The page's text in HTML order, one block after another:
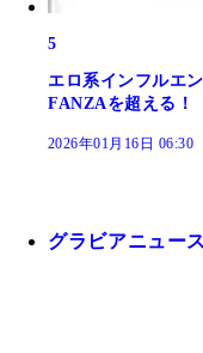
5
エロ系インフルエ
FANZAを超える！
2026年01月16日 06:30
グラビアニュー